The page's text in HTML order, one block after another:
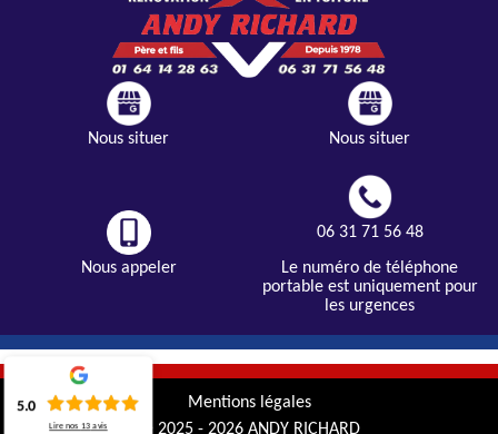
Nous situer Nous situer
Nous appeler
06 31 71 56 48
Le numéro de téléphone
portable est uniquement pour
les urgences
Mentions légales
© 2025 - 2026 ANDY RICHARD
5.0
Lire nos 13 avis